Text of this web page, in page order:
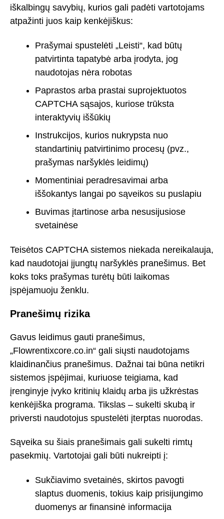
iškalbingų savybių, kurios gali padėti vartotojams
atpažinti juos kaip kenkėjiškus:
Prašymai spustelėti „Leisti“, kad būtų
patvirtinta tapatybė arba įrodyta, jog
naudotojas nėra robotas
Paprastos arba prastai suprojektuotos
CAPTCHA sąsajos, kuriose trūksta
interaktyvių iššūkių
Instrukcijos, kurios nukrypsta nuo
standartinių patvirtinimo procesų (pvz.,
prašymas naršyklės leidimų)
Momentiniai peradresavimai arba
iššokantys langai po sąveikos su puslapiu
Buvimas įtartinose arba nesusijusiose
svetainėse
Teisėtos CAPTCHA sistemos niekada nereikalauja,
kad naudotojai įjungtų naršyklės pranešimus. Bet
koks toks prašymas turėtų būti laikomas
įspėjamuoju ženklu.
Pranešimų rizika
Gavus leidimus gauti pranešimus,
„Flowrentixcore.co.in“ gali siųsti naudotojams
klaidinančius pranešimus. Dažnai tai būna netikri
sistemos įspėjimai, kuriuose teigiama, kad
įrenginyje įvyko kritinių klaidų arba jis užkrėstas
kenkėjiška programa. Tikslas – sukelti skubą ir
priversti naudotojus spustelėti įterptas nuorodas.
Sąveika su šiais pranešimais gali sukelti rimtų
pasekmių. Vartotojai gali būti nukreipti į:
Sukčiavimo svetainės, skirtos pavogti
slaptus duomenis, tokius kaip prisijungimo
duomenys ar finansinė informacija